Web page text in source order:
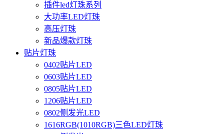
插件led灯珠系列
大功率LED灯珠
高压灯珠
新品爆款灯珠
贴片灯珠
0402贴片LED
0603贴片LED
0805贴片LED
1206贴片LED
0802侧发光LED
1616RGB(1010RGB)三色LED灯珠